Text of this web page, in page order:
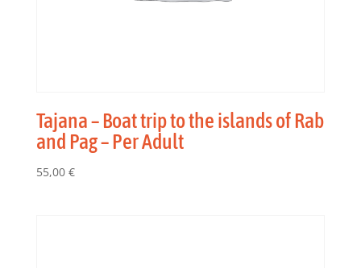
Tajana – Boat trip to the islands of Rab
and Pag – Per Adult
55,00 €